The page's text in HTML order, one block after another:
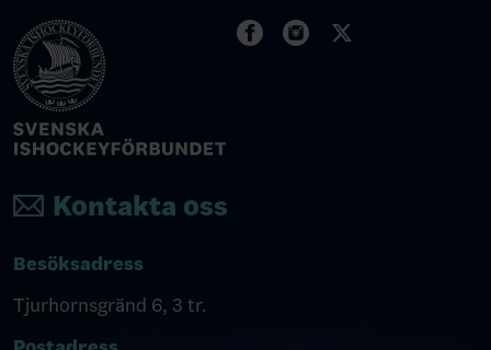
Kontakta oss
Besöksadress
Tjurhornsgränd 6, 3 tr.